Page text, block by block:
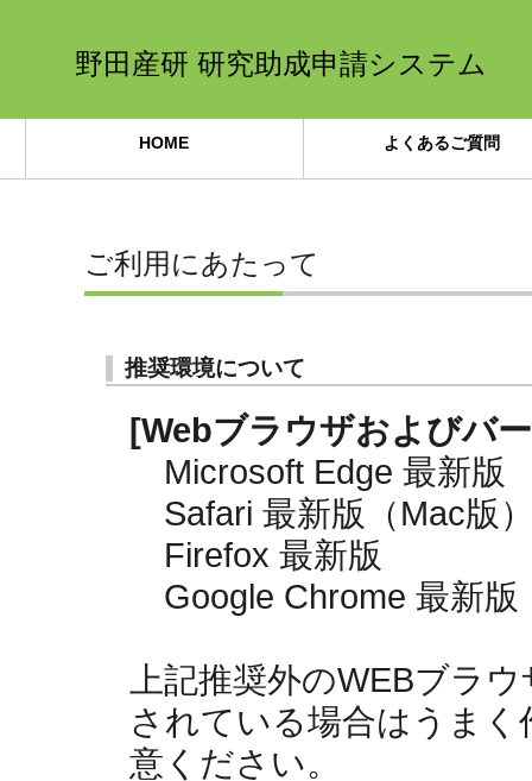
野田産研 研究助成申請システム
HOME よくあるご質問
ご利用にあたって